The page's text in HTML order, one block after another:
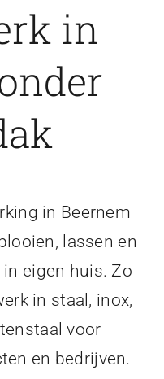
in
in Beernem
lassen en
eigen huis. Zo
in staal, inox,
voor
en bedrijven.